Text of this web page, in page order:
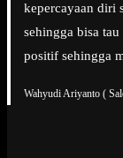
kepercayaan diri
sehingga bisa
positif sehingga
Wahyudi Ariyanto (